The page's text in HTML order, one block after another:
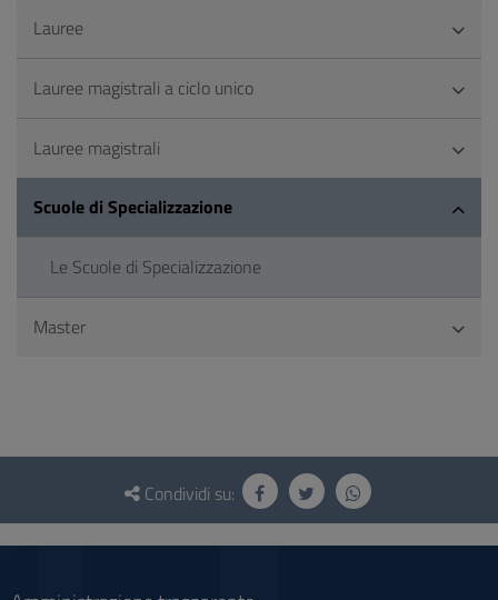
Lauree
Lauree magistrali a ciclo unico
Lauree magistrali
Scuole di Specializzazione
Le Scuole di Specializzazione
Master
Questionario
social
Condividi su: